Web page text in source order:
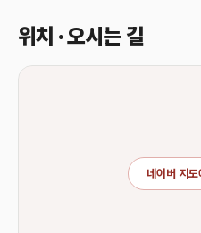
위치 · 오시는 길
네이버 지